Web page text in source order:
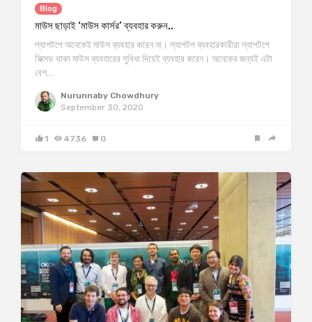
Blog
মাউস ছাড়াই ‘মাউস কার্সর’ ব্যবহার করুন..
ল্যাপটপে অনেকেই মাউস ব্যবহার করেন না। ল্যাপটপ ব্যবহারকারীরা ল্যাপটপে
ফিক্সড থাকা মাউস ব্যবহারের সুবিধা দিয়েই ব্যবহার করেন। অনেকের জন্যই এটা
বেশ…
Nurunnaby Chowdhury
September 30, 2020
1 4736 0